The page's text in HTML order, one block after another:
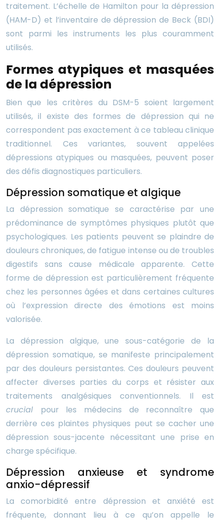
traitement. L’échelle de Hamilton pour la dépression
(HAM-D) et l’inventaire de dépression de Beck (BDI)
sont parmi les instruments les plus couramment
utilisés.
Formes atypiques et masquées
de la dépression
Bien que les critères du DSM-5 soient largement
utilisés, il existe des formes de dépression qui ne
correspondent pas exactement à ce tableau clinique
traditionnel. Ces variantes, souvent appelées
dépressions atypiques ou masquées, peuvent poser
des défis diagnostiques particuliers.
Dépression somatique et algique
La dépression somatique se caractérise par une
prédominance de symptômes physiques plutôt que
psychologiques. Les patients peuvent se plaindre de
douleurs chroniques, de fatigue intense ou de troubles
digestifs sans cause médicale apparente. Cette
forme de dépression est particulièrement fréquente
chez les personnes âgées et dans certaines cultures
où l’expression directe des émotions est moins
valorisée.
La dépression algique, une sous-catégorie de la
dépression somatique, se manifeste principalement
par des douleurs persistantes. Ces douleurs peuvent
affecter diverses parties du corps et résister aux
traitements analgésiques conventionnels. Il est
crucial pour les médecins de reconnaître que
derrière ces plaintes physiques peut se cacher une
dépression sous-jacente nécessitant une prise en
charge spécifique.
Dépression anxieuse et syndrome
anxio-dépressif
La comorbidité entre dépression et anxiété est
fréquente, donnant lieu à ce qu’on appelle le